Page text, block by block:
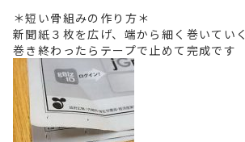
＊短い骨組みの作り方＊
新聞紙３枚を広げ、端から細く巻いていく
巻き終わったらテープで止めて完成です